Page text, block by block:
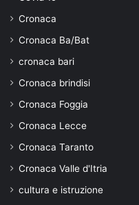
Cronaca
Cronaca Ba/Bat
cronaca bari
Cronaca brindisi
Cronaca Foggia
Cronaca Lecce
Cronaca Taranto
Cronaca Valle d'Itria
cultura e istruzione